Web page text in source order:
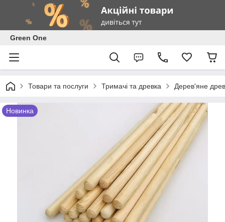
Green One
Товари та послуги Тримачі та древка Дерев'яне
Новинка